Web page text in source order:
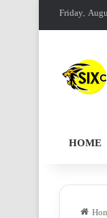
Friday,
HOME